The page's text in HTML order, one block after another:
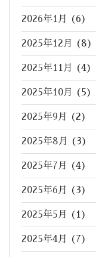
2026年1月 (6)
2025年12月 (8)
2025年11月 (4)
2025年10月 (5)
2025年9月 (2)
2025年8月 (3)
2025年7月 (4)
2025年6月 (3)
2025年5月 (1)
2025年4月 (7)